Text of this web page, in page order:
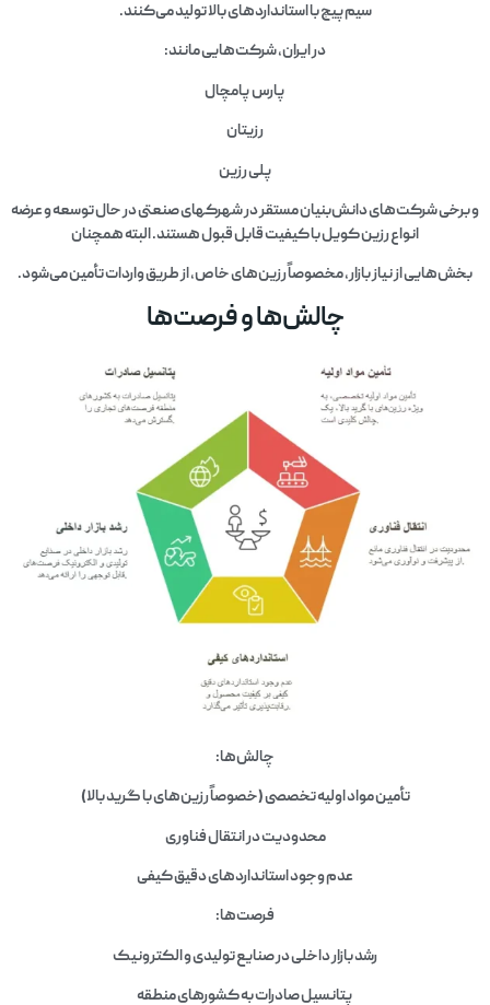
سیم‌پیچ با استانداردهای بالا تولید می‌کنند.
در ایران، شرکت‌هایی مانند:
پارس پامچال
رزیتان
پلی رزین
و برخی شرکت‌های دانش‌بنیان مستقر در شهرکهای صنعتی در حال توسعه و عرضه
انواع رزین کویل با کیفیت قابل قبول هستند. البته همچنان
بخش‌هایی از نیاز بازار، مخصوصاً رزین‌های خاص، از طریق واردات تأمین می‌شود.
چالش‌ها و فرصت‌ها
چالش‌ها:
تأمین مواد اولیه تخصصی (خصوصاً رزین‌های با گرید بالا)
محدودیت در انتقال فناوری
عدم وجود استانداردهای دقیق کیفی
فرصت‌ها:
رشد بازار داخلی در صنایع تولیدی و الکترونیک
پتانسیل صادرات به کشورهای منطقه